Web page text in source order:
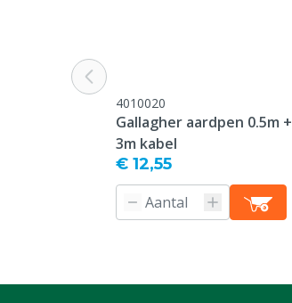
4010020
Gallagher aardpen 0.5m +
3m kabel
€ 12,55